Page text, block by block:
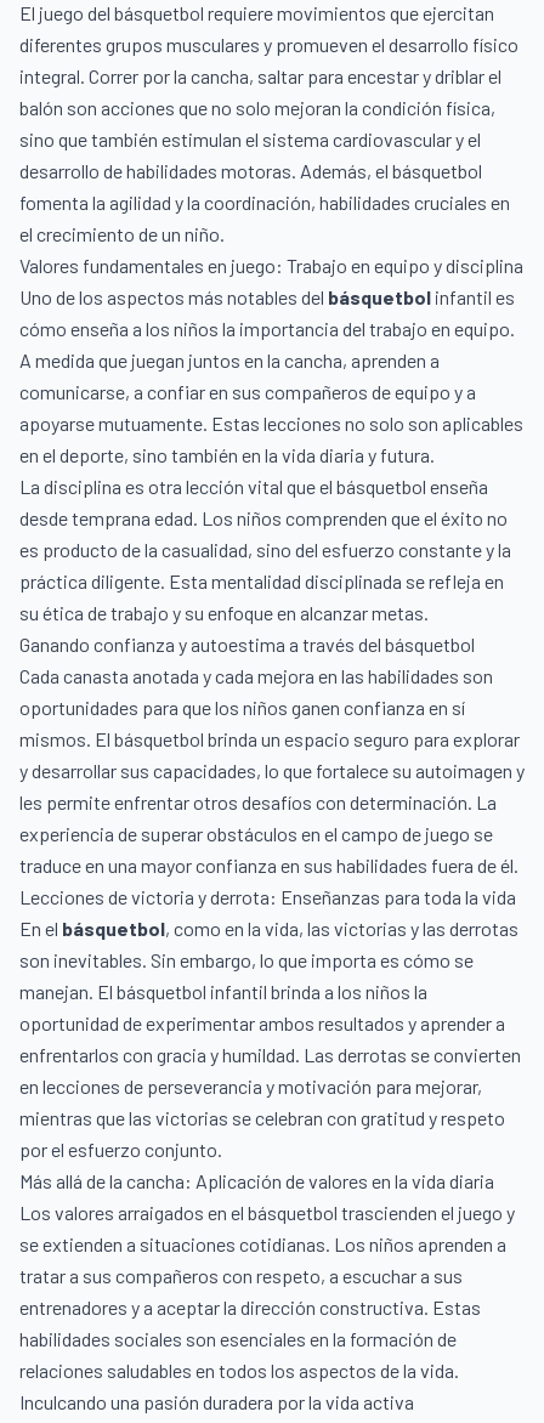
El juego del básquetbol requiere movimientos que ejercitan
diferentes grupos musculares y promueven el desarrollo físico
integral. Correr por la cancha, saltar para encestar y driblar el
balón son acciones que no solo mejoran la condición física,
sino que también estimulan el sistema cardiovascular y el
desarrollo de habilidades motoras. Además, el básquetbol
fomenta la agilidad y la coordinación, habilidades cruciales en
el crecimiento de un niño.
Valores fundamentales en juego: Trabajo en equipo y disciplina
Uno de los aspectos más notables del básquetbol infantil es
cómo enseña a los niños la importancia del trabajo en equipo.
A medida que juegan juntos en la cancha, aprenden a
comunicarse, a confiar en sus compañeros de equipo y a
apoyarse mutuamente. Estas lecciones no solo son aplicables
en el deporte, sino también en la vida diaria y futura.
La disciplina es otra lección vital que el básquetbol enseña
desde temprana edad. Los niños comprenden que el éxito no
es producto de la casualidad, sino del esfuerzo constante y la
práctica diligente. Esta mentalidad disciplinada se refleja en
su ética de trabajo y su enfoque en alcanzar metas.
Ganando confianza y autoestima a través del básquetbol
Cada canasta anotada y cada mejora en las habilidades son
oportunidades para que los niños ganen confianza en sí
mismos. El básquetbol brinda un espacio seguro para explorar
y desarrollar sus capacidades, lo que fortalece su autoimagen y
les permite enfrentar otros desafíos con determinación. La
experiencia de superar obstáculos en el campo de juego se
traduce en una mayor confianza en sus habilidades fuera de él.
Lecciones de victoria y derrota: Enseñanzas para toda la vida
En el básquetbol, como en la vida, las victorias y las derrotas
son inevitables. Sin embargo, lo que importa es cómo se
manejan. El básquetbol infantil brinda a los niños la
oportunidad de experimentar ambos resultados y aprender a
enfrentarlos con gracia y humildad. Las derrotas se convierten
en lecciones de perseverancia y motivación para mejorar,
mientras que las victorias se celebran con gratitud y respeto
por el esfuerzo conjunto.
Más allá de la cancha: Aplicación de valores en la vida diaria
Los valores arraigados en el básquetbol trascienden el juego y
se extienden a situaciones cotidianas. Los niños aprenden a
tratar a sus compañeros con respeto, a escuchar a sus
entrenadores y a aceptar la dirección constructiva. Estas
habilidades sociales son esenciales en la formación de
relaciones saludables en todos los aspectos de la vida.
Inculcando una pasión duradera por la vida activa